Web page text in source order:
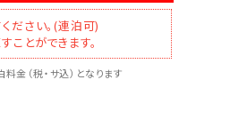
ださい。(連泊可)
ことができます。
金（税・サ込）となります